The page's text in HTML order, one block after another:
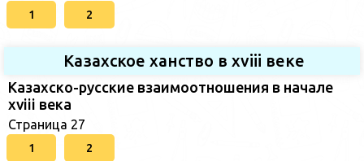
1 2
Казахское ханство в хviii веке
Казахско-русские взаимоотношения в начале
xviii века
Страница 27
1 2